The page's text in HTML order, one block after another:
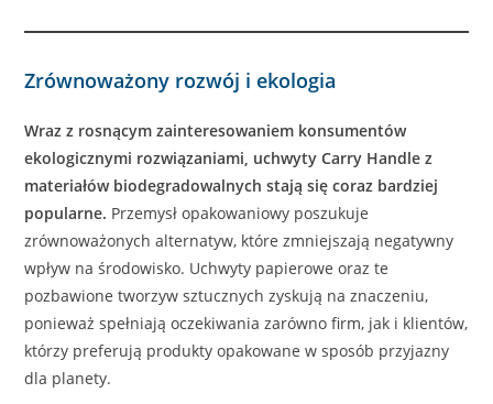
Zrównoważony rozwój i ekologia
Wraz z rosnącym zainteresowaniem konsumentów
ekologicznymi rozwiązaniami, uchwyty Carry Handle z
materiałów biodegradowalnych stają się coraz bardziej
popularne. Przemysł opakowaniowy poszukuje
zrównoważonych alternatyw, które zmniejszają negatywny
wpływ na środowisko. Uchwyty papierowe oraz te
pozbawione tworzyw sztucznych zyskują na znaczeniu,
ponieważ spełniają oczekiwania zarówno firm, jak i klientów,
którzy preferują produkty opakowane w sposób przyjazny
dla planety.